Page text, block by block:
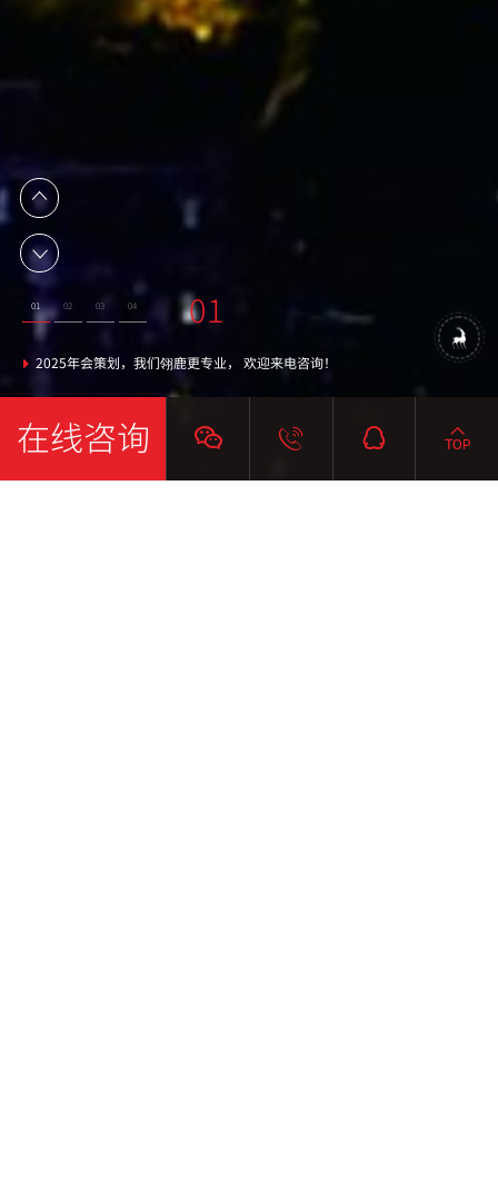
提供 活动策划 服务 周年庆 年会 乔迁 开业 等
02
活动策划优质服务商
03
翎鹿策划服务政府
04
2025年会策划，我们翎鹿更专业， 欢迎来电咨询！
01
01 02 03 04
在线咨询